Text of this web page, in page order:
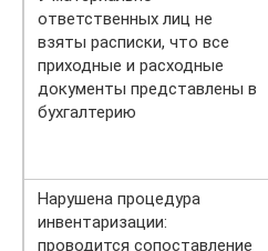
ответственных лиц не
взяты расписки, что все
приходные и расходные
документы представлены в
бухгалтерию
Нарушена процедура
инвентаризации:
проводится сопоставление